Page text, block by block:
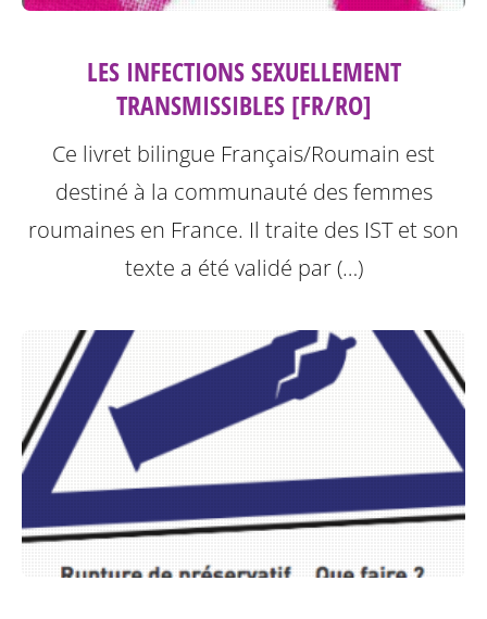
LES INFECTIONS SEXUELLEMENT
TRANSMISSIBLES [FR/RO]
Ce livret bilingue Français/Roumain est
destiné à la communauté des femmes
roumaines en France. Il traite des IST et son
texte a été validé par (…)